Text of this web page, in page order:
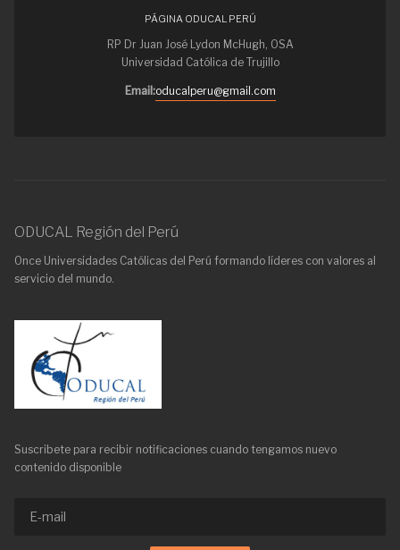
PÁGINA ODUCAL PERÚ
RP Dr Juan José Lydon McHugh, OSA
Universidad Católica de Trujillo
Email:oducalperu@gmail.com
ODUCAL Región del Perú
Once Universidades Católicas del Perú formando líderes con valores al
servicio del mundo.
Suscribete para recibir notificaciones cuando tengamos nuevo
contenido disponible